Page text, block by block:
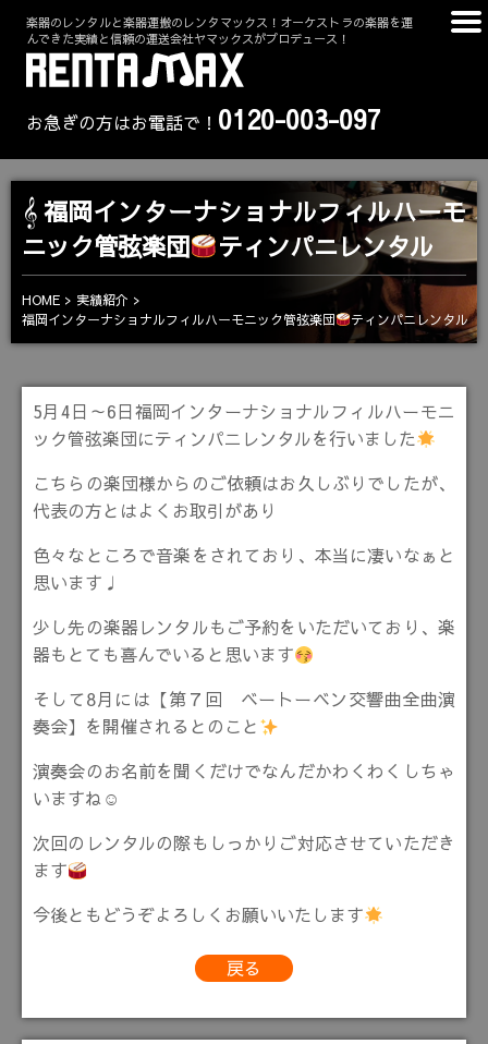
楽器のレンタルと楽器運搬のレンタマックス！オーケストラの楽器を運
んできた実績と信頼の運送会社ヤマックスがプロデュース！
お急ぎの方はお電話で！ 0120-003-097
福岡インターナショナルフィルハーモ
ニック管弦楽団
ティンパニレンタル
HOME
実績紹介
福岡インターナショナルフィルハーモニック管弦楽団
ティンパニレンタル
5月4日～6日福岡インターナショナルフィルハーモニ
ック管弦楽団にティンパニレンタルを行いました
こちらの楽団様からのご依頼はお久しぶりでしたが、
代表の方とはよくお取引があり
色々なところで音楽をされており、本当に凄いなぁと
思います♩
少し先の楽器レンタルもご予約をいただいており、楽
器もとても喜んでいると思います
そして8月には【第７回 ベートーベン交響曲全曲演
奏会】を開催されるとのこと
演奏会のお名前を聞くだけでなんだかわくわくしちゃ
いますね☺
次回のレンタルの際もしっかりご対応させていただき
ます
今後ともどうぞよろしくお願いいたします
戻る